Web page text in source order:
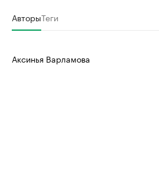
АвторыТеги
Аксинья Варламова